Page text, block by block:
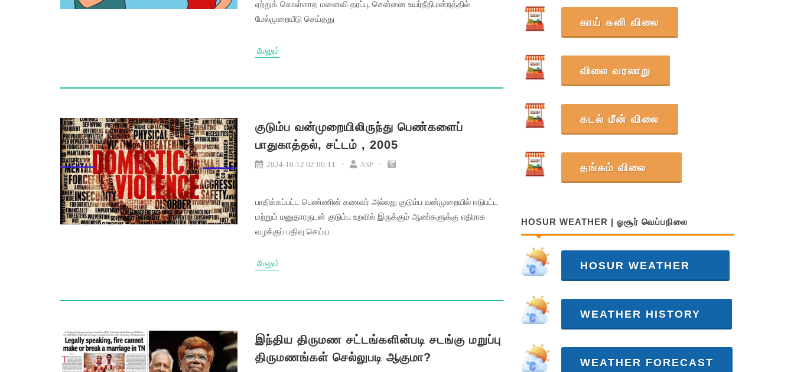
ஏற்றுக் கொள்ளாத மனைவி தரப்பு, சென்னை உயர்நீதிமன்றத்தில்
மேல்முறையீடு செய்தது
மேலும்
குடும்ப வன்முறையிலிருந்து பெண்களைப்
பாதுகாத்தல், சட்டம் , 2005
2024-10-12 02:06:11 ASP
பாதிக்கப்பட்ட பெண்ணின் கணவர் அல்லது குடும்ப வன்முறையில் ஈடுபட்ட
மற்றும் மனுதாரருடன் குடும்ப உறவில் இருக்கும் ஆண்களுக்கு எதிராக
வழக்குப் பதிவு செய்ய
மேலும்
இந்திய திருமண சட்டங்களின்படி சடங்கு மறுப்பு
திருமணங்கள் செல்லுபடி ஆகுமா?
காய் கனி விலை
விலை வரலாறு
கடல் மீன் விலை
தங்கம் விலை
HOSUR WEATHER | ஓசூர் வெப்பநிலை
HOSUR WEATHER
WEATHER HISTORY
WEATHER FORECAST